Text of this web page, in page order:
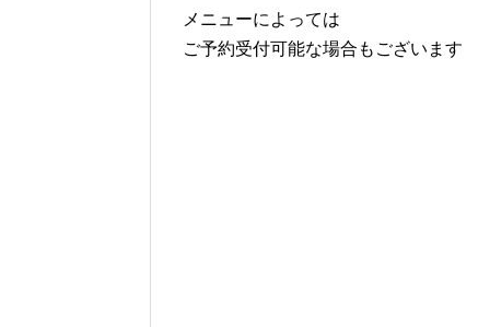
メニューによっては
ご予約受付可能な場合もございます